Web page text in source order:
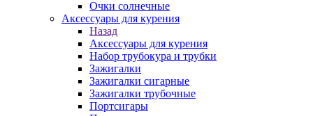
Очки солнечные
Аксессуары для курения
Назад
Аксессуары для курения
Набор трубокура и трубки
Зажигалки
Зажигалки сигарные
Зажигалки трубочные
Портсигары